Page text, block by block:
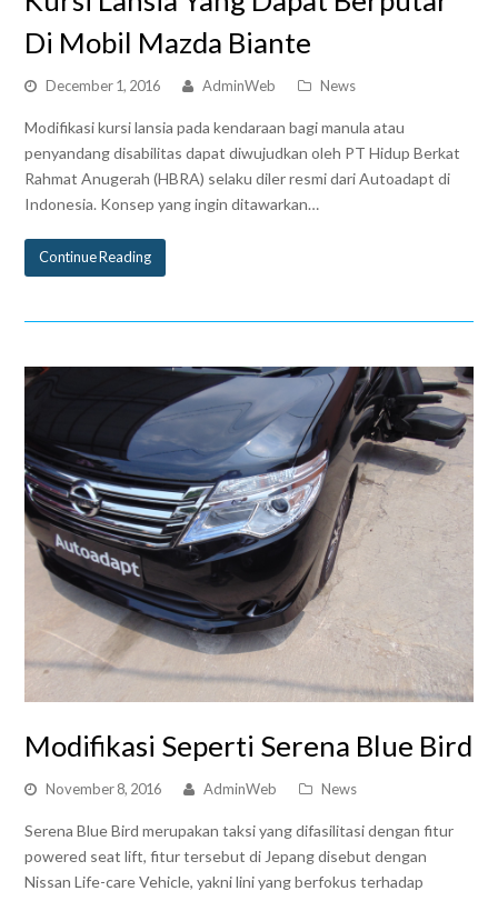
Di Mobil Mazda Biante
December 1, 2016 AdminWeb News
Modifikasi kursi lansia pada kendaraan bagi manula atau
penyandang disabilitas dapat diwujudkan oleh PT Hidup Berkat
Rahmat Anugerah (HBRA) selaku diler resmi dari Autoadapt di
Indonesia. Konsep yang ingin ditawarkan…
Continue Reading
Modifikasi Seperti Serena Blue Bird
November 8, 2016 AdminWeb News
Serena Blue Bird merupakan taksi yang difasilitasi dengan fitur
powered seat lift, fitur tersebut di Jepang disebut dengan
Nissan Life-care Vehicle, yakni lini yang berfokus terhadap